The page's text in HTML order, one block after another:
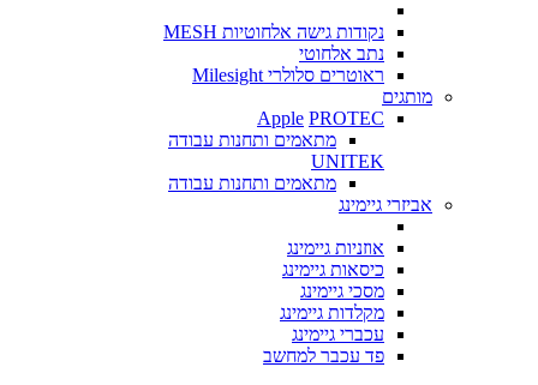
נקודות גישה אלחוטיות MESH
נתב אלחוטי
ראוטרים סלולרי Milesight
מותגים
Apple PROTEC
מתאמים ותחנות עבודה
UNITEK
מתאמים ותחנות עבודה
אביזרי גיימינג
אוזניות גיימינג
כיסאות גיימינג
מסכי גיימינג
מקלדות גיימינג
עכברי גיימינג
פד עכבר למחשב